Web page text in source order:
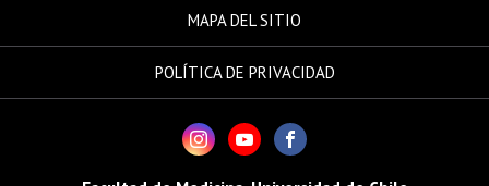
MAPA DEL SITIO
POLÍTICA DE PRIVACIDAD